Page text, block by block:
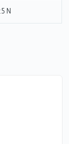
N